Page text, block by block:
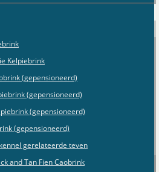
Kelpiebrink
(gepensioneerd)
(gepensioneerd)
(gepensioneerd)
(gepensioneerd)
gerelateerde teven
and Tan Fien Caobrink